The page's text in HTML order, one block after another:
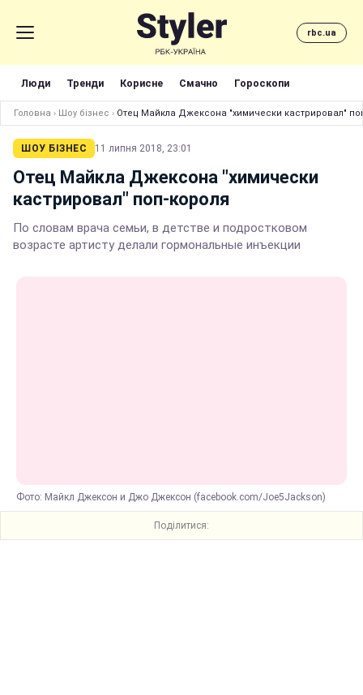
rbc.ua
Люди Тренди Корисне Смачно Гороскопи
Головна › Шоу бізнес › Отец Майкла Джексона "химически кастрировал"
ШОУ БІЗНЕС 11 липня 2018, 23:01
Отец Майкла Джексона "химически
кастрировал" поп-короля
По словам врача семьи, в детстве и подростковом
возрасте артисту делали гормональные инъекции
Фото: Майкл Джексон и Джо Джексон (facebook.com/Joe5Jackson)
Поділитися: